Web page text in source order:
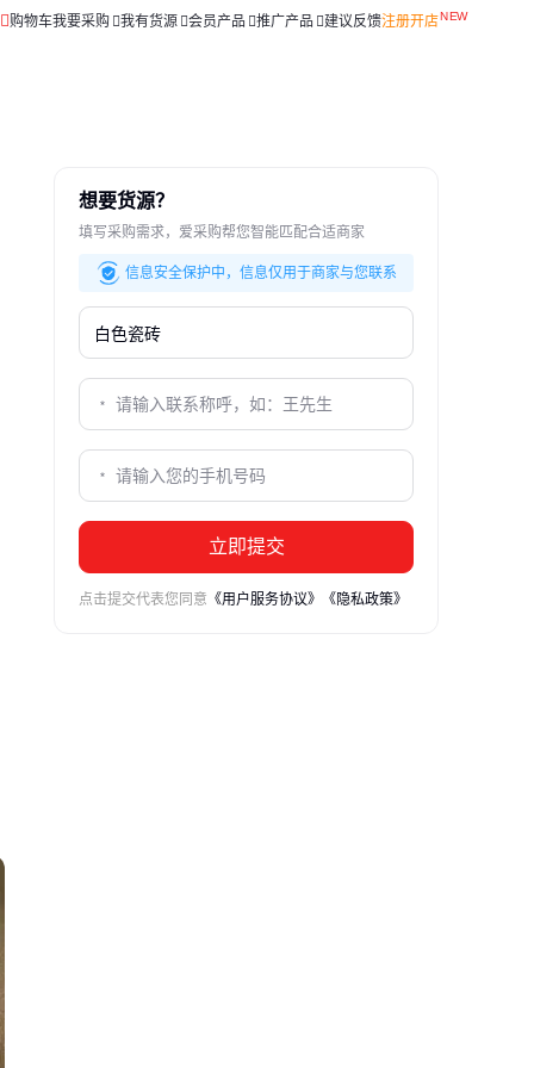
购物车我要采购 我有货源 会员产品 推广产品 建议反馈注册开店
想要货源？
填写采购需求，爱采购帮您智能匹配合适商家
信息安全保护中，信息仅用于商家与您联系
立即提交
点击提交代表您同意 《用户服务协议》 《隐私政策》